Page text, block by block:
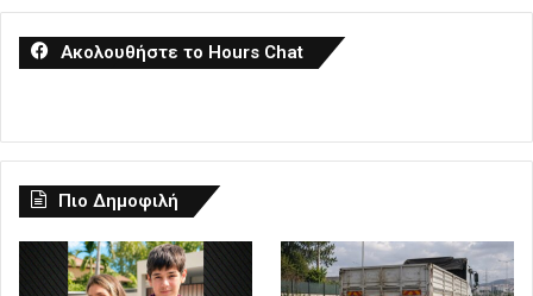
Ακολουθήστε το Hours Chat
Πιο Δημοφιλή